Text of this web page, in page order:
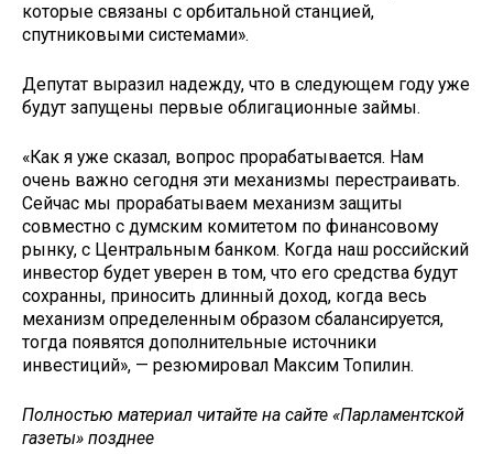
которые связаны с орбитальной станцией,
спутниковыми системами».
Депутат выразил надежду, что в следующем году уже
будут запущены первые облигационные займы.
«Как я уже сказал, вопрос прорабатывается. Нам
очень важно сегодня эти механизмы перестраивать.
Сейчас мы прорабатываем механизм защиты
совместно с думским комитетом по финансовому
рынку, с Центральным банком. Когда наш российский
инвестор будет уверен в том, что его средства будут
сохранны, приносить длинный доход, когда весь
механизм определенным образом сбалансируется,
тогда появятся дополнительные источники
инвестиций», — резюмировал Максим Топилин.
Полностью материал читайте на сайте «Парламентской
газеты» позднее